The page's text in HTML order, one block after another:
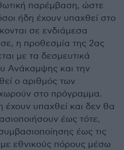
παρέμβαση, ώστε
ήδη έχουν υπαχθεί στο
σε ενδιάμεσα
η προθεσμία της 2ας
με τα δεσμευτικά
Ανάκαμψης και την
ο αριθμός των
στο πρόγραμμα.
έχουν υπαχθεί και δεν θα
έως τότε,
έως τις
εθνικούς πόρους μέσω